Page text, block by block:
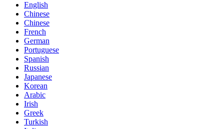
English
Chinese
Chinese
French
German
Portuguese
Spanish
Russian
Japanese
Korean
Arabic
Irish
Greek
Turkish